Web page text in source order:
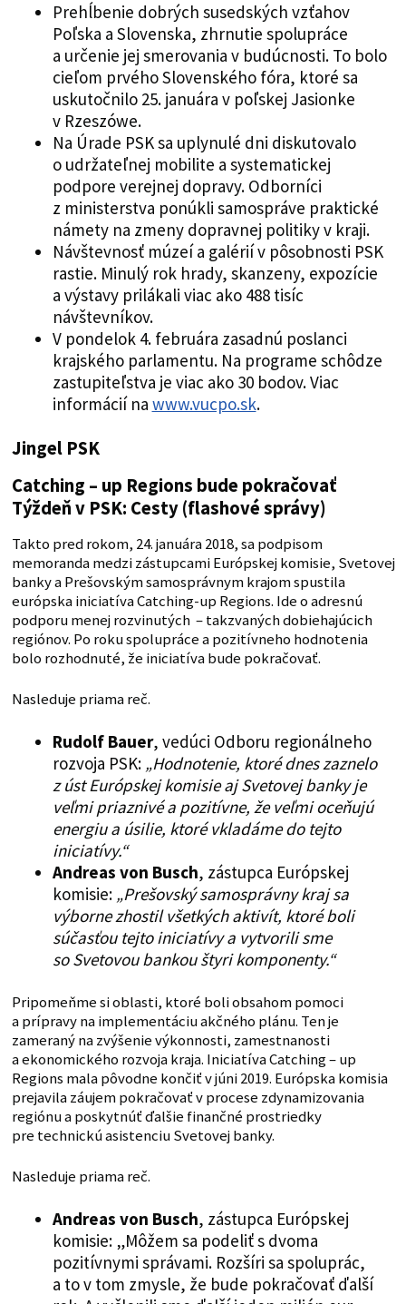
Prehĺbenie dobrých susedských vzťahov
Poľska a Slovenska, zhrnutie spolupráce
a určenie jej smerovania v budúcnosti. To bolo
cieľom prvého Slovenského fóra, ktoré sa
uskutočnilo 25. januára v poľskej Jasionke
v Rzeszówe.
Na Úrade PSK sa uplynulé dni diskutovalo
o udržateľnej mobilite a systematickej
podpore verejnej dopravy. Odborníci
z ministerstva ponúkli samospráve praktické
námety na zmeny dopravnej politiky v kraji.
Návštevnosť múzeí a galérií v pôsobnosti PSK
rastie. Minulý rok hrady, skanzeny, expozície
a výstavy prilákali viac ako 488 tisíc
návštevníkov.
V pondelok 4. februára zasadnú poslanci
krajského parlamentu. Na programe schôdze
zastupiteľstva je viac ako 30 bodov. Viac
informácií na www.vucpo.sk.
Jingel PSK
Catching – up Regions bude pokračovať
Týždeň v PSK: Cesty (flashové správy)
Takto pred rokom, 24. januára 2018, sa podpisom
memoranda medzi zástupcami Európskej komisie, Svetovej
banky a Prešovským samosprávnym krajom spustila
európska iniciatíva Catching-up Regions. Ide o adresnú
podporu menej rozvinutých – takzvaných dobiehajúcich
regiónov. Po roku spolupráce a pozitívneho hodnotenia
bolo rozhodnuté, že iniciatíva bude pokračovať.
Nasleduje priama reč.
Rudolf Bauer, vedúci Odboru regionálneho
rozvoja PSK: „Hodnotenie, ktoré dnes zaznelo
z úst Európskej komisie aj Svetovej banky je
veľmi priaznivé a pozitívne, že veľmi oceňujú
energiu a úsilie, ktoré vkladáme do tejto
iniciatívy.“
Andreas von Busch, zástupca Európskej
komisie: „Prešovský samosprávny kraj sa
výborne zhostil všetkých aktivít, ktoré boli
súčasťou tejto iniciatívy a vytvorili sme
so Svetovou bankou štyri komponenty.“
Pripomeňme si oblasti, ktoré boli obsahom pomoci
a prípravy na implementáciu akčného plánu. Ten je
zameraný na zvýšenie výkonnosti, zamestnanosti
a ekonomického rozvoja kraja. Iniciatíva Catching – up
Regions mala pôvodne končiť v júni 2019. Európska komisia
prejavila záujem pokračovať v procese zdynamizovania
regiónu a poskytnúť ďalšie finančné prostriedky
pre technickú asistenciu Svetovej banky.
Nasleduje priama reč.
Andreas von Busch, zástupca Európskej
komisie: „Môžem sa podeliť s dvoma
pozitívnymi správami. Rozšíri sa spoluprác,
a to v tom zmysle, že bude pokračovať ďalší